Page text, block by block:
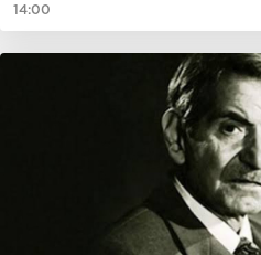
14:00